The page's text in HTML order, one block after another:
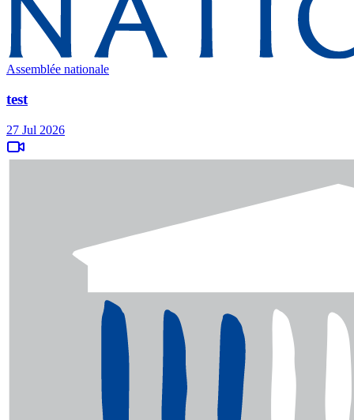
Assemblée nationale
test
27 Jul 2026